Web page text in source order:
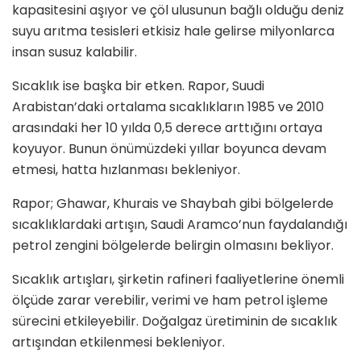
kapasitesini aşıyor ve çöl ulusunun bağlı olduğu deniz
suyu arıtma tesisleri etkisiz hale gelirse milyonlarca
insan susuz kalabilir.
Sıcaklık ise başka bir etken. Rapor, Suudi
Arabistan’daki ortalama sıcaklıkların 1985 ve 2010
arasındaki her 10 yılda 0,5 derece arttığını ortaya
koyuyor. Bunun önümüzdeki yıllar boyunca devam
etmesi, hatta hızlanması bekleniyor.
Rapor; Ghawar, Khurais ve Shaybah gibi bölgelerde
sıcaklıklardaki artışın, Saudi Aramco’nun faydalandığı
petrol zengini bölgelerde belirgin olmasını bekliyor.
Sıcaklık artışları, şirketin rafineri faaliyetlerine önemli
ölçüde zarar verebilir, verimi ve ham petrol işleme
sürecini etkileyebilir. Doğalgaz üretiminin de sıcaklık
artışından etkilenmesi bekleniyor.